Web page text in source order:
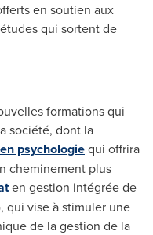
en soutien aux
qui sortent de
formations qui
société, dont la
psychologiequi offrira
cheminement plus
en gestion intégrée de
qui vise à stimuler une
de la gestion de la